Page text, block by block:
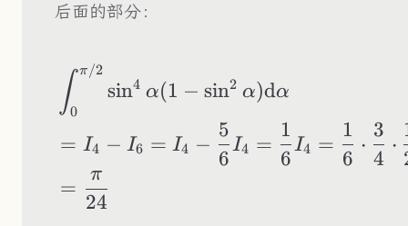
后面的部分：
\begin{aligned}
∫0
π/2
sin4 α(1 − sin2 α)dα
= I4 − I6 = I4 −
6
5
I4 =
6
1
I4 =
6
1
⋅
4
3
⋅
=
24
π